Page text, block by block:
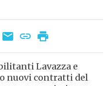
Lavazza e
nuovi contratti del